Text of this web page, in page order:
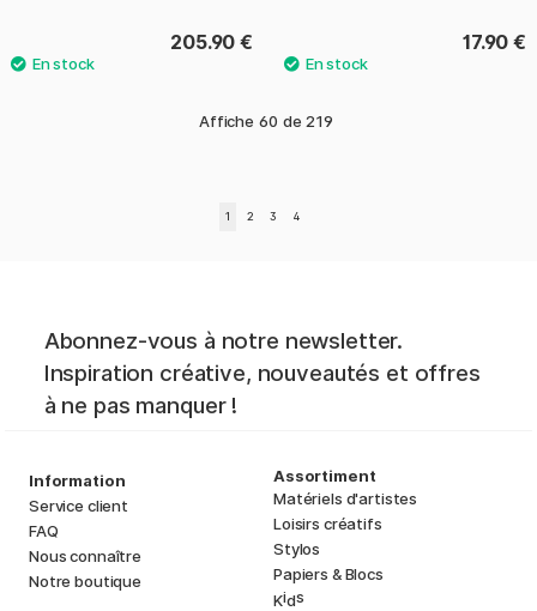
205.90 € 17.90 €
Affiche 60 de 219
1 2 3 4
Abonnez-vous à notre newsletter.
Inspiration créative, nouveautés et offres
à ne pas manquer !
Information
Service client
FAQ
Nous connaître
Notre boutique
Assortiment
Matériels d'artistes
Loisirs créatifs
Stylos
Papiers & Blocs
Kids